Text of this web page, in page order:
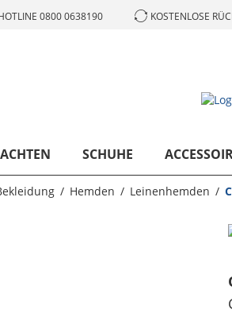
0800 0638190 KOSTENLOSE
SCHUHE
Hemden Leinenhemden